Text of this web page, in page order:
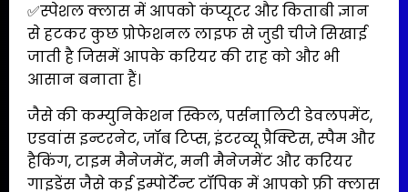
✅स्पेशल क्लास में आपको कंप्यूटर और किताबी ज्ञान
से हटकर कुछ प्रोफेशनल लाइफ से जुडी चीजे सिखाई
जाती है जिसमें आपके करियर की राह को और भी
आसान बनाता हैं।
जैसे की कम्युनिकेशन स्किल, पर्सनालिटी डेवलपमेंट,
एडवांस इन्टरनेट, जॉब टिप्स, इंटरव्यू प्रैक्टिस, स्पैम और
हैकिंग, टाइम मैनेजमेंट, मनी मैनेजमेंट और करियर
गाइडेंस जैसे कई इम्पोर्टेन्ट टॉपिक में आपको फ्री क्लास